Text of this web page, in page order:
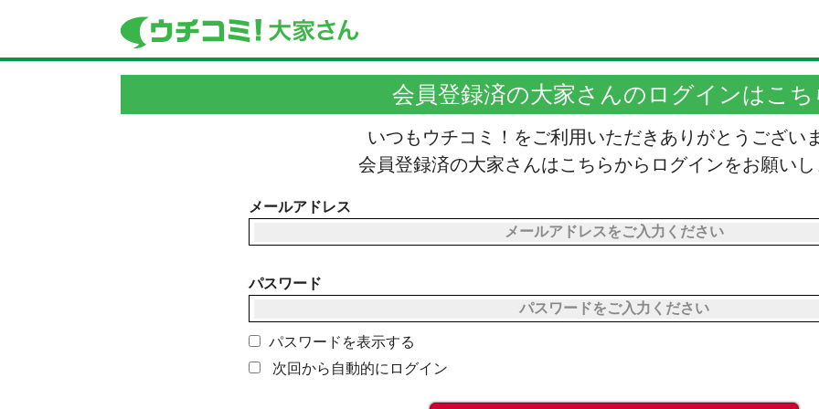
会員登録済の大家さんのログインはこち
いつもウチコミ！をご利用いただきありがとうござい
会員登録済の大家さんはこちらからログインをお願いし
メールアドレス
パスワード
パスワードを表示する
次回から自動的にログイン